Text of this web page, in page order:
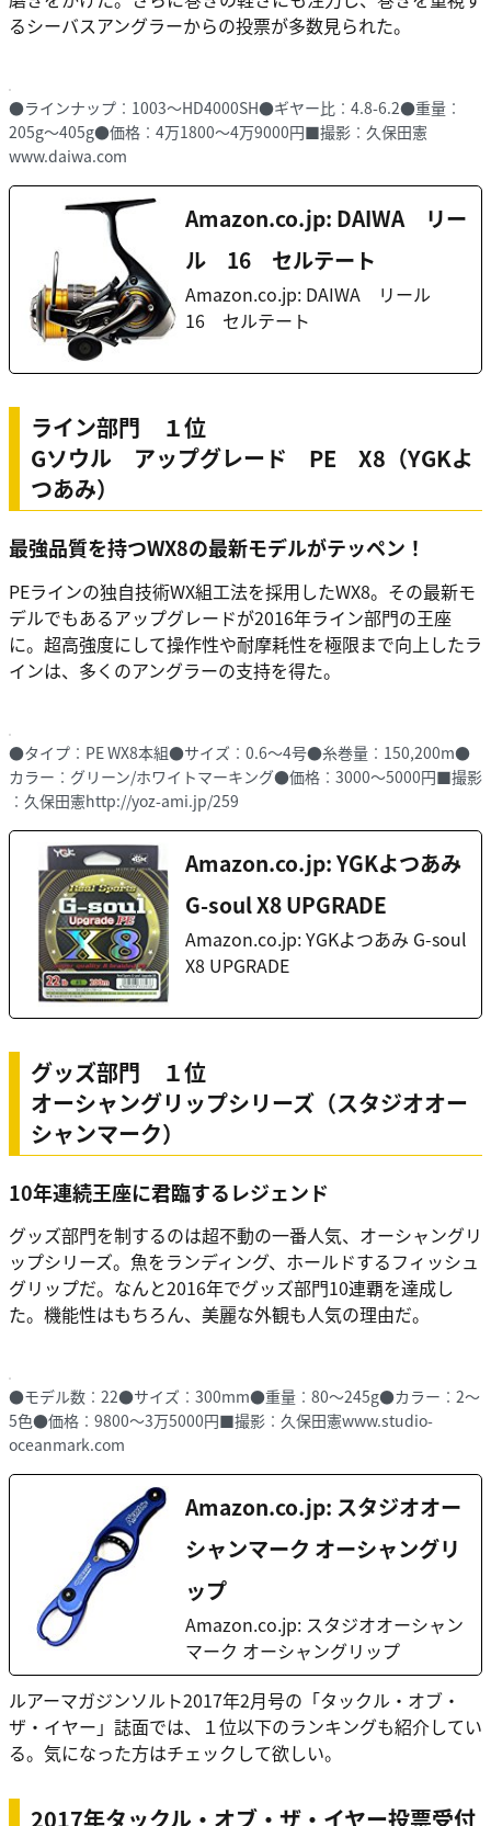
るシーバスアングラーからの投票が多数見られた。
●ラインナップ︰1003〜HD4000SH●ギヤー比︰4.8-6.2●重量︰
205g〜405g●価格︰4万1800〜4万9000円■撮影︰久保田憲
www.daiwa.com
Amazon.co.jp: DAIWA リー
ル 16 セルテート
Amazon.co.jp: DAIWA リール
16 セルテート
ライン部門 １位
Gソウル アップグレード PE X8（YGKよ
つあみ）
最強品質を持つWX8の最新モデルがテッペン！
PEラインの独自技術WX組工法を採用したWX8。その最新モ
デルでもあるアップグレードが2016年ライン部門の王座
に。超高強度にして操作性や耐摩耗性を極限まで向上したラ
インは、多くのアングラーの支持を得た。
●タイプ︰PE WX8本組●サイズ︰0.6〜4号●糸巻量︰150,200m●
カラー︰グリーン/ホワイトマーキング●価格︰3000〜5000円■撮影
︰久保田憲http://yoz-ami.jp/259
Amazon.co.jp: YGKよつあみ
G-soul X8 UPGRADE
Amazon.co.jp: YGKよつあみ G-soul
X8 UPGRADE
グッズ部門 １位
オーシャングリップシリーズ（スタジオオー
シャンマーク）
10年連続王座に君臨するレジェンド
グッズ部門を制するのは超不動の一番人気、オーシャングリ
ップシリーズ。魚をランディング、ホールドするフィッシュ
グリップだ。なんと2016年でグッズ部門10連覇を達成し
た。機能性はもちろん、美麗な外観も人気の理由だ。
●モデル数︰22●サイズ︰300mm●重量︰80〜245g●カラー︰2〜
5色●価格︰9800〜3万5000円■撮影︰久保田憲www.studio-
oceanmark.com
Amazon.co.jp: スタジオオー
シャンマーク オーシャングリ
ップ
Amazon.co.jp: スタジオオーシャン
マーク オーシャングリップ
ルアーマガジンソルト2017年2月号の「タックル・オブ・
ザ・イヤー」誌面では、１位以下のランキングも紹介してい
る。気になった方はチェックして欲しい。
2017年タックル・オブ・ザ・イヤー投票受付